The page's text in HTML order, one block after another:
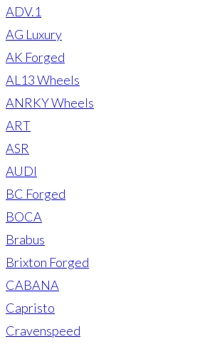
ADV.1
AG Luxury
AK Forged
AL13 Wheels
ANRKY Wheels
ART
ASR
AUDI
BC Forged
BOCA
Brabus
Brixton Forged
CABANA
Capristo
Cravenspeed